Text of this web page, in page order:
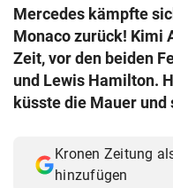
Mercedes kämpfte
Monaco zurück! Kimi
Zeit, vor den beiden
und Lewis Hamilton.
küsste die Mauer und
Kronen Zeitung
hinzufügen